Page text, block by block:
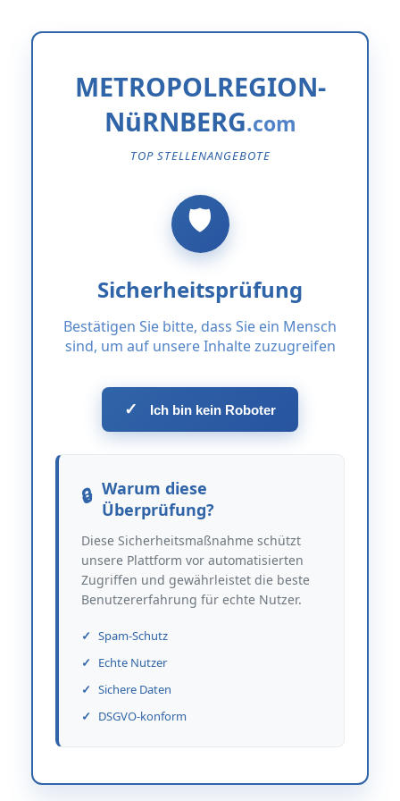
METROPOLREGION-
NüRNBERG
TOP STELLENANGEBOTE
Sicherheitsprüfung
Bestätigen Sie bitte, dass Sie ein Mensch
sind, um auf unsere Inhalte zuzugreifen
✓ Ich bin kein Roboter
Warum diese
Überprüfung?
Diese Sicherheitsmaßnahme schützt
unsere Plattform vor automatisierten
Zugriffen und gewährleistet die beste
Benutzererfahrung für echte Nutzer.
Spam-Schutz
Echte Nutzer
Sichere Daten
DSGVO-konform